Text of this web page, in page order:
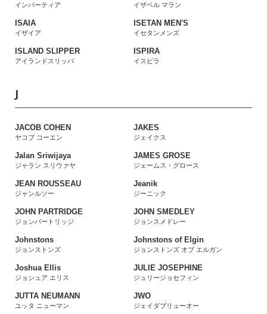
インバーティア イザベル マラン
ISAIA
イザイア
ISETAN MEN'S
イセタンメンズ
ISLAND SLIPPER
アイランドスリッパ
ISPIRA
イスピラ
J
JACOB COHEN
ヤコブ コーエン
JAKES
ジェイクス
Jalan Sriwijaya
ジャラン スリウァヤ
JAMES GROSE
ジェームス・グロース
JEAN ROUSSEAU
ジャンルソー
Jeanik
ジーニック
JOHN PARTRIDGE
ジョンパートリッジ
JOHN SMEDLEY
ジョンスメドレー
Johnstons
ジョンストンズ
Johnstons of Elgin
ジョンストンズ オブ エルガン
Joshua Ellis
ジョシュア エリス
JULIE JOSEPHINE
ジュリージョセフィン
JUTTA NEUMANN
ユッタ ニューマン
JWO
ジェイダブリューオー